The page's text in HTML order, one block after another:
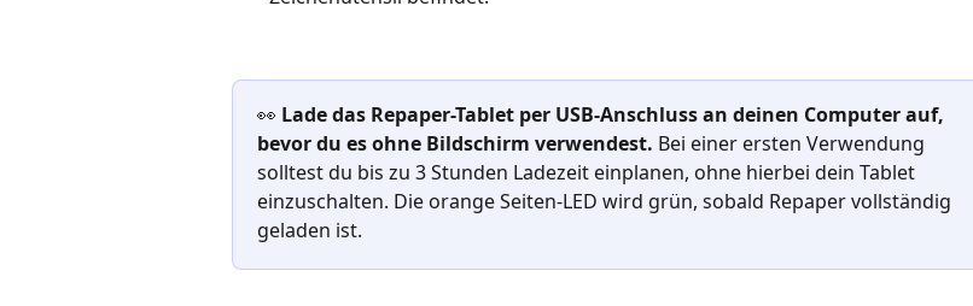
👀 Lade das Repaper-Tablet per USB-Anschluss an deinen Computer auf,
bevor du es ohne Bildschirm verwendest. Bei einer ersten Verwendung
solltest du bis zu 3 Stunden Ladezeit einplanen, ohne hierbei dein Tablet
einzuschalten. Die orange Seiten-LED wird grün, sobald Repaper vollständig
geladen ist.